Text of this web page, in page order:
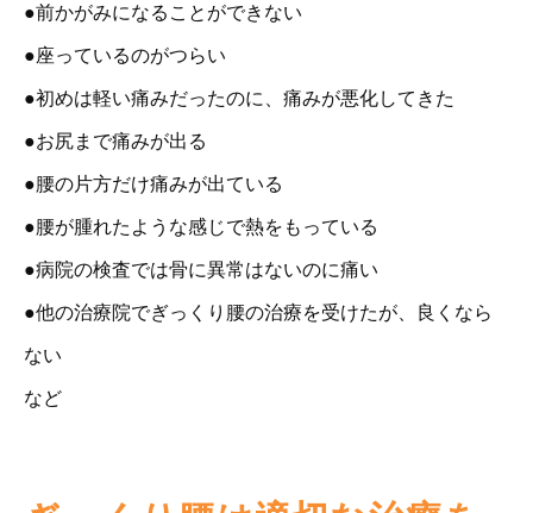
●前かがみになることができない
●座っているのがつらい
●初めは軽い痛みだったのに、痛みが悪化してきた
●お尻まで痛みが出る
●腰の片方だけ痛みが出ている
●腰が腫れたような感じで熱をもっている
●病院の検査では骨に異常はないのに痛い
●他の治療院でぎっくり腰の治療を受けたが、良くなら
ない
など